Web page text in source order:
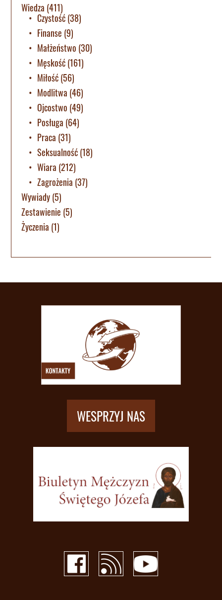
Wiedza (411)
Czystość(38)
Finanse (9)
Małżeństwo (30)
Męskość(161)
Miłość(56)
Modlitwa (46)
Ojcostwo (49)
Posługa (64)
Praca (31)
Seksualność(18)
Wiara (212)
Zagrożenia (37)
Wywiady(5)
Zestawienie (5)
Życzenia (1)
WESPRZYJ NAS